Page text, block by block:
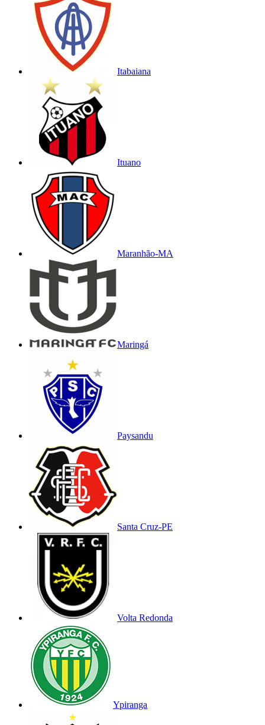
Itabaiana
Ituano
Maranhão-MA
Maringá
Paysandu
Santa Cruz-PE
Volta Redonda
Ypiranga